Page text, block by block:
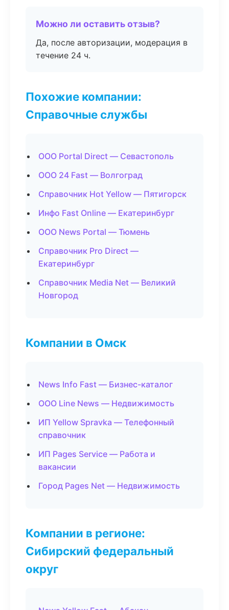
Можно ли оставить отзыв?
Да, после авторизации, модерация в
течение 24 ч.
Похожие компании:
Справочные службы
ООО Portal Direct — Севастополь
ООО 24 Fast — Волгоград
Справочник Hot Yellow — Пятигорск
Инфо Fast Online — Екатеринбург
ООО News Portal — Тюмень
Справочник Pro Direct —
Екатеринбург
Справочник Media Net — Великий
Новгород
Компании в Омск
News Info Fast — Бизнес-каталог
ООО Line News — Недвижимость
ИП Yellow Spravka — Телефонный
справочник
ИП Pages Service — Работа и
вакансии
Город Pages Net — Недвижимость
Компании в регионе:
Сибирский федеральный
округ